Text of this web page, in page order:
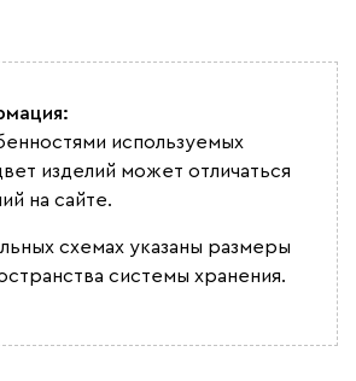
используемых
изделий может отличаться
на сайте.
схемах указаны размеры
системы хранения.